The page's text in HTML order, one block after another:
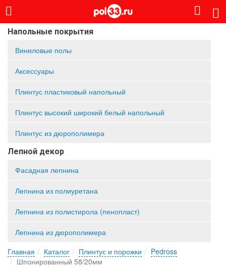
Напольные покрытия
Виниловые полы
Аксессуары
Плинтус пластиковый напольный
Плинтус высокий широкий белый напольный
Плинтус из дюрополимера
Лепной декор
Фасадная лепнина
Лепнина из полиуретана
Лепнина из полистирола (пенопласт)
Лепнина из дюрополимера
Главная
Каталог Плинтус и порожки
Pedross
Шпонированный 58/20мм